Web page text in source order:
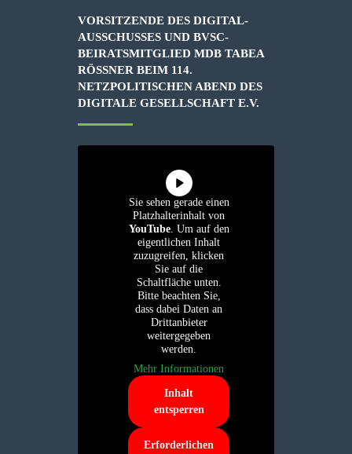
VORSITZENDE DES DIGITAL-
AUSSCHUSSES UND BVSC-
BEIRATSMITGLIED MDB TABEA
RÖSSNER BEIM 114. N
ETZPOLITISCHEN ABEND DES D
IGITALE GESELLSCHAFT E.V.
Sie sehen gerade einen
Platzhalterinhalt von
YouTube. Um auf den
eigentlichen Inhalt
zuzugreifen, klicken
Sie auf die
Schaltfläche unten.
Bitte beachten Sie,
dass dabei Daten an
Drittanbieter
weitergegeben
werden.
Mehr Informationen
Inhalt
entsperren
Erforderlichen